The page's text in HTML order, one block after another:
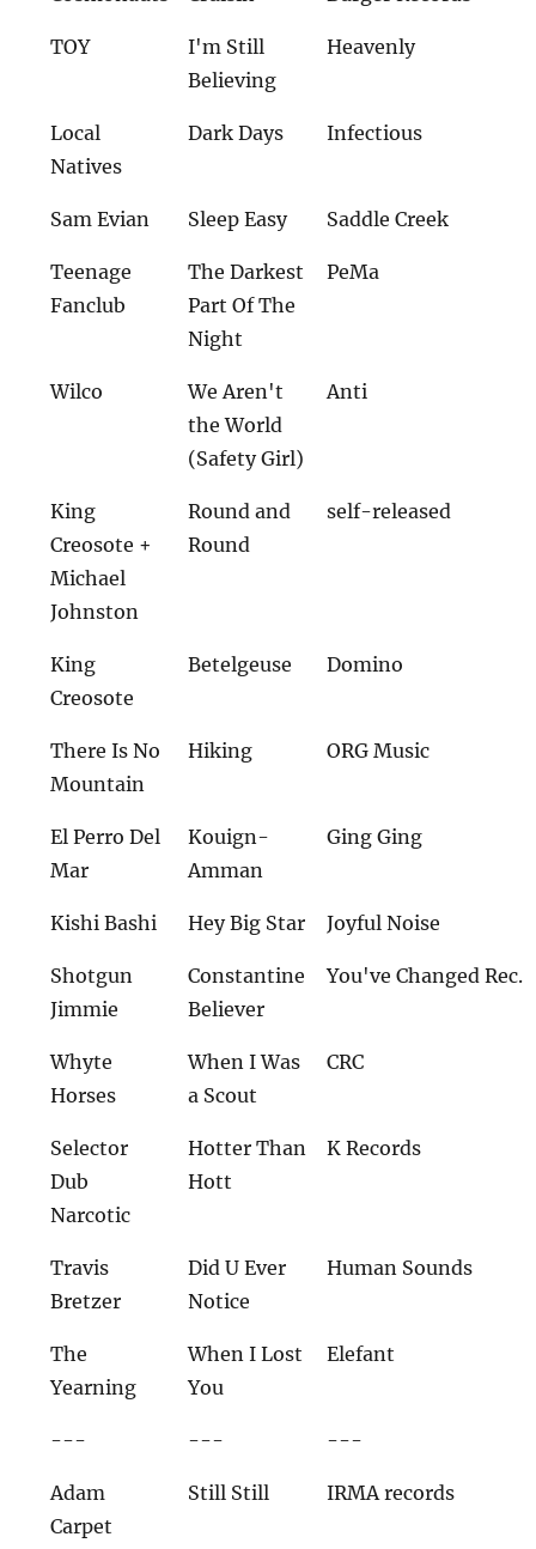
TOY
I'm Still
Believing
Heavenly
Local
Natives
Dark Days Infectious
Sam Evian Sleep Easy Saddle Creek
Teenage
Fanclub
The Darkest
Part Of The
Night
PeMa
Wilco
We Aren't
the World
(Safety Girl)
Anti
King
Creosote +
Michael
Johnston
Round and
Round
self-released
King
Creosote
Betelgeuse Domino
There Is No
Mountain
Hiking ORG Music
El Perro Del
Mar
Kouign-
Amman
Ging Ging
Kishi Bashi Hey Big Star Joyful Noise
Shotgun
Jimmie
Constantine
Believer
You've Changed Rec.
Whyte
Horses
When I Was
a Scout
CRC
Selector
Dub
Narcotic
Hotter Than
Hott
K Records
Travis
Bretzer
Did U Ever
Notice
Human Sounds
The
Yearning
When I Lost
You
Elefant
--- --- ---
Adam
Carpet
Still Still IRMA records